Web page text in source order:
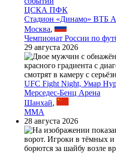
ЦСКА ПФК
Стадион «Динамо» ВТБ
Москва,
Чемпионат России по
29 августа 2026
UFC Fight Night, Умар
Мерседес-Бенц Арена
Шанхай,
MMA
28 августа 2026